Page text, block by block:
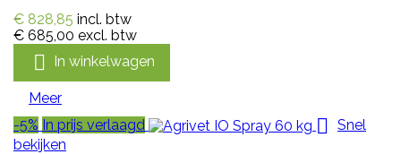
€ 828,85 incl. btw
€ 685,00 excl. btw
 In winkelwagen
Meer
-5% In prijs verlaagd  Snel
bekijken